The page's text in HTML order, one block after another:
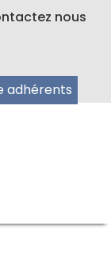
nous
adhérents